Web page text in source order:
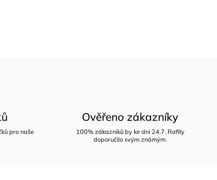
pro naše
Ověřeno zákazníky
100% zákazníků by ke dni 24.7. Rafity
doporučilo svým známým.